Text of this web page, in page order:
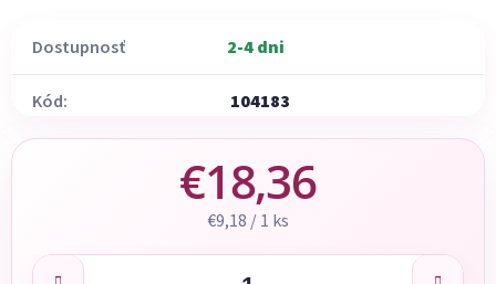
Dostupnosť 2-4 dni
Kód: 104183
€18,36
Jednotková cena:
€9,18 / 1 ks